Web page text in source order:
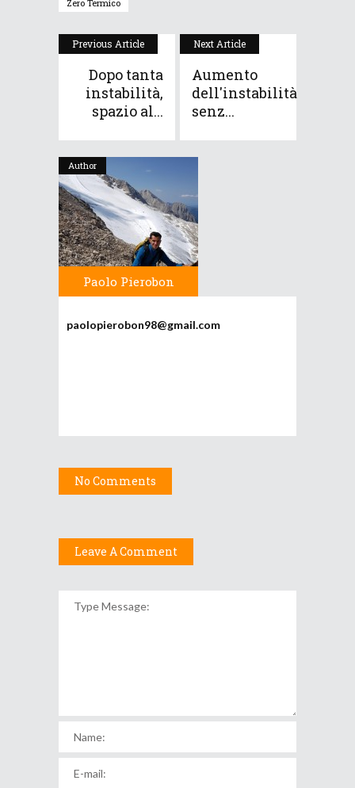
Zero Termico
Previous Article
Dopo tanta
instabilità,
spazio al...
Next Article
Aumento
dell'instabilità
senz...
Author
Paolo Pierobon
paolopierobon98@gmail.com
No Comments
Leave A Comment